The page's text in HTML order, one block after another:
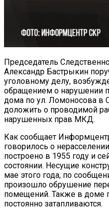
Председатель
Александр Бастрыкин
уголовному делу,
обращением о нарушении
дома по ул. Ломоносова в
доложить о проводимой
нарушенных прав МКД.
Как сообщает
говорилось о
построено в 1955 году и
состоянии. Несущие
мае этого года, по
произошло обрушение
помещений. Также в доме
постоянно затапливаются.